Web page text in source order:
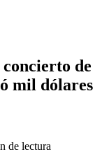
de
mil dólares
de lectura